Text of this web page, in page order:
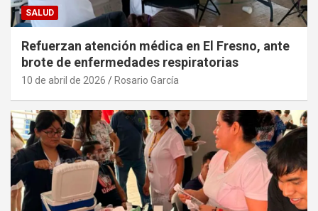
SALUD
Refuerzan atención médica en El Fresno, ante
brote de enfermedades respiratorias
10 de abril de 2026 Rosario García